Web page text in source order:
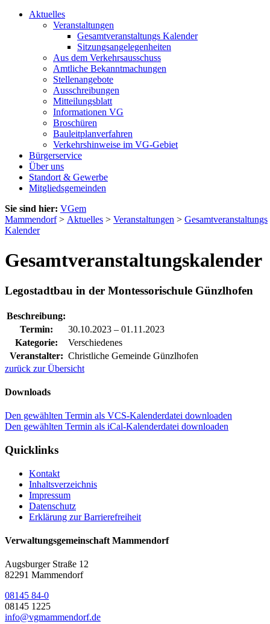
Aktuelles
Veranstaltungen
Gesamtveranstaltungs Kalender
Sitzungsangelegenheiten
Aus dem Verkehrsausschuss
Amtliche Bekanntmachungen
Stellenangebote
Ausschreibungen
Mitteilungsblatt
Informationen VG
Broschüren
Bauleitplanverfahren
Verkehrshinweise im VG-Gebiet
Bürgerservice
Über uns
Standort & Gewerbe
Mitgliedsgemeinden
Sie sind hier: VGem
Mammendorf> Aktuelles > Veranstaltungen > Gesamtveranstaltungs
Kalender
Gesamtveranstaltungskalender
Legostadtbau in der Montessorischule Günzlhofen
Beschreibung:
Termin:
30.10.2023 – 01.11.2023
Kategorie:
Verschiedenes
Veranstalter: Christliche Gemeinde Günzlhofen
zurück zur Übersicht
Downloads
Den gewählten Termin als VCS-Kalenderdatei downloaden
Den gewählten Termin als iCal-Kalenderdatei downloaden
Quicklinks
Kontakt
Inhaltsverzeichnis
Impressum
Datenschutz
Erklärung zur Barrierefreiheit
Verwaltungsgemeinschaft Mammendorf
Augsburger Straße 12
82291 Mammendorf
08145 84-0
08145 1225
info@vgmammendorf.de